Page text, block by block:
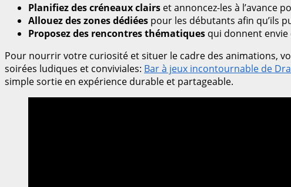
Planifiez des créneaux clairs et annoncez-les à l’avance
Allouez des zones dédiées pour les débutants afin qu’ils
Proposez des rencontres thématiques qui donnent envie
Pour nourrir votre curiosité et situer le cadre des animations,
soirées ludiques et conviviales: Bar à jeux incontournable de
simple sortie en expérience durable et partageable.